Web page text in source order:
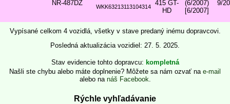
NR-487DZ WKK63213113104314
415 GT-
HD
(6/2007)
[6/2007]
9/
Vypísané celkom 4 vozidlá, všetky v stave predaný inému dopravcovi.
Posledná aktualizácia vozidiel: 27. 5. 2025.
Stav evidencie tohto dopravcu
kompletná
Našli ste chybu alebo máte doplnenie? Môžete sa nám ozvať na e-mail
alebo na náš Facebook.
Rýchle vyhľadávanie